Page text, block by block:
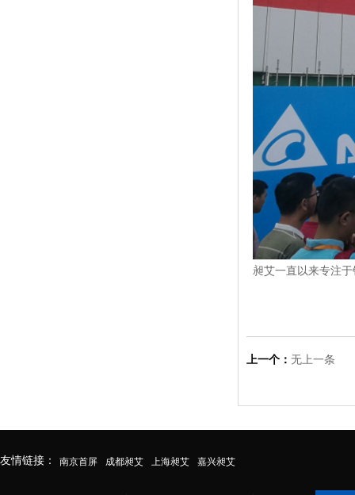
昶艾一直以来专注
上一个： 无上一条
友情链接： 南京首屏 成都昶艾 上海昶艾 嘉兴昶艾